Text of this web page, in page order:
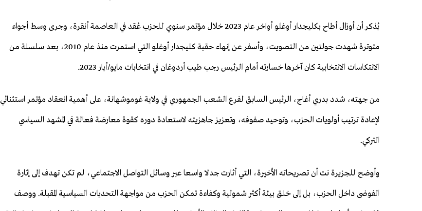
يُذكر أن أوزال أطاح بكليجدار أوغلو أواخر عام 2023 خلال مؤتمر سنوي للحزب عُقد في العاصمة أنقرة، وجرى وسط أجواء
متوترة شهدت جولتين من التصويت، وأسفر عن إنهاء حقبة كليجدار أوغلو التي استمرت منذ عام 2010، بعد سلسلة من
الانتكاسات الانتخابية كان آخرها خسارته أمام الرئيس رجب طيب أردوغان في انتخابات مايو/أيار 2023.
من جهته، شدد بدري أغاج، الرئيس السابق لفرع الشعب الجمهوري في ولاية غوموشهانة، على أهمية انعقاد مؤتمر استثنائي
لإعادة ترتيب أولويات الحزب، وتوحيد صفوفه، وتعزيز جاهزيته لاستعادة دوره كقوة معارضة فعالة في المشهد السياسي
التركي.
وأوضح للجزيرة نت أن تصريحاته الأخيرة، التي أثارت جدلا واسعا عبر وسائل التواصل الاجتماعي، لم تكن تهدف إلى إثارة
الفوضى داخل الحزب، بل إلى خلق بيئة أكثر شمولية وكفاءة تمكن الحزب من مواجهة التحديات السياسية المقبلة. ووصف